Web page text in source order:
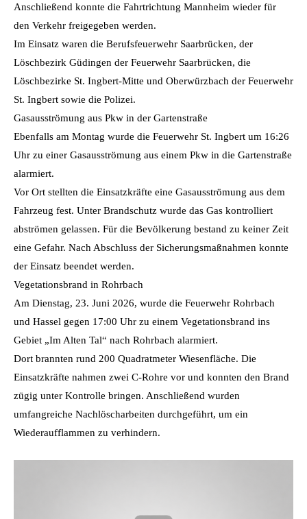
Anschließend konnte die Fahrtrichtung Mannheim wieder für
den Verkehr freigegeben werden.
Im Einsatz waren die Berufsfeuerwehr Saarbrücken, der
Löschbezirk Güdingen der Feuerwehr Saarbrücken, die
Löschbezirke St. Ingbert-Mitte und Oberwürzbach der Feuerwehr
St. Ingbert sowie die Polizei.
Gasausströmung aus Pkw in der Gartenstraße
Ebenfalls am Montag wurde die Feuerwehr St. Ingbert um 16:26
Uhr zu einer Gasausströmung aus einem Pkw in die Gartenstraße
alarmiert.
Vor Ort stellten die Einsatzkräfte eine Gasausströmung aus dem
Fahrzeug fest. Unter Brandschutz wurde das Gas kontrolliert
abströmen gelassen. Für die Bevölkerung bestand zu keiner Zeit
eine Gefahr. Nach Abschluss der Sicherungsmaßnahmen konnte
der Einsatz beendet werden.
Vegetationsbrand in Rohrbach
Am Dienstag, 23. Juni 2026, wurde die Feuerwehr Rohrbach
und Hassel gegen 17:00 Uhr zu einem Vegetationsbrand ins
Gebiet „Im Alten Tal“ nach Rohrbach alarmiert.
Dort brannten rund 200 Quadratmeter Wiesenfläche. Die
Einsatzkräfte nahmen zwei C-Rohre vor und konnten den Brand
zügig unter Kontrolle bringen. Anschließend wurden
umfangreiche Nachlöscharbeiten durchgeführt, um ein
Wiederaufflammen zu verhindern.